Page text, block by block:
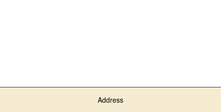
Address